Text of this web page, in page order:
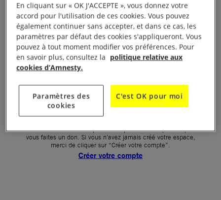
Mot de passe oublié ?
Un problème de connexion ?
Première connexion ?
La création de votre espace n’est pas automatique lorsque
vous faites un don. Si vous n’avez jamais créé votre espace,
merci de cliquer sur “Créer votre compte”.
Créer votre compte
En cliquant sur « OK J'ACCEPTE », vous donnez votre
accord pour l'utilisation de ces cookies. Vous pouvez
également continuer sans accepter, et dans ce cas, les
paramètres par défaut des cookies s'appliqueront. Vous
pouvez à tout moment modifier vos préférences. Pour
en savoir plus, consultez la politique relative aux
cookies d’Amnesty.
Paramètres des
cookies
C'est OK pour moi